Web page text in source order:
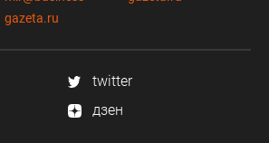
gazeta.ru
twitter
дзен